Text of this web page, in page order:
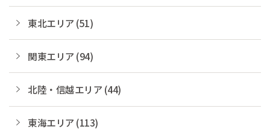
東北エリア (51)
関東エリア (94)
北陸・信越エリア (44)
東海エリア (113)